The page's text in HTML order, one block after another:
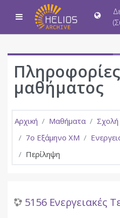
Μετάβαση στο κεντρικό
Πλευρικός πίνακας
(
Πληροφορίες
μαθήματος
Αρχική Μαθήματα
7ο Εξάμηνο ΧΜ
Περίληψη
5156 Ενεργειακές